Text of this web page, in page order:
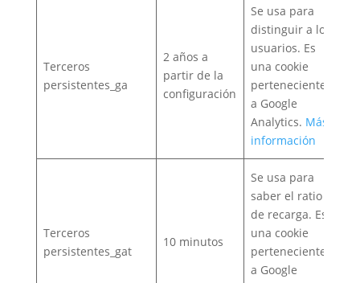
Terceros
persistentes_ga
2 años a
partir de la
configuración
Se usa para
distinguir a los
usuarios. Es
una cookie
perteneciente
a Google
Analytics. Más
información
Terceros
persistentes_gat
10 minutos
Se usa para
saber el ratio
de recarga. Es
una cookie
perteneciente
a Google